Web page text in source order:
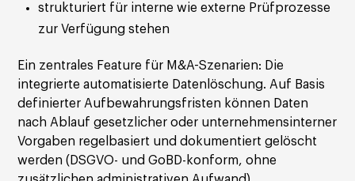
strukturiert für interne wie externe Prüfprozesse
zur Verfügung stehen
Ein zentrales Feature für M&A-Szenarien: Die
integrierte automatisierte Datenlöschung. Auf Basis
definierter Aufbewahrungsfristen können Daten
nach Ablauf gesetzlicher oder unternehmensinterner
Vorgaben regelbasiert und dokumentiert gelöscht
werden (DSGVO- und GoBD-konform, ohne